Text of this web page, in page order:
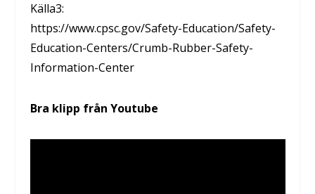
Källa3:
https://www.cpsc.gov/Safety-Education/Safety-
Education-Centers/Crumb-Rubber-Safety-
Information-Center
Bra klipp från Youtube